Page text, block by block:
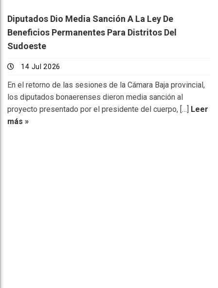
Diputados Dio Media Sanción A La Ley De
Beneficios Permanentes Para Distritos Del
Sudoeste
14 Jul 2026
En el retorno de las sesiones de la Cámara Baja provincial,
los diputados bonaerenses dieron media sanción al
proyecto presentado por el presidente del cuerpo, […] Leer
más »